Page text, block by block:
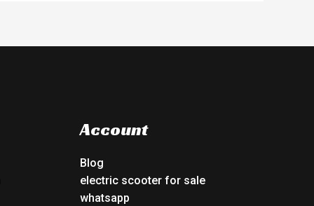
Account
Blog
electric scooter for sale
whatsapp